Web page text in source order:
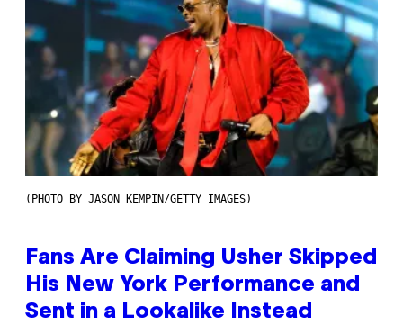
(PHOTO BY JASON KEMPIN/GETTY IMAGES)
Fans Are Claiming Usher Skipped
His New York Performance and
Sent in a Lookalike Instead